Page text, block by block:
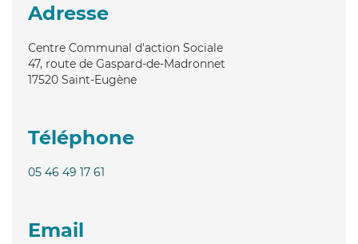
Adresse
Centre Communal d'action Sociale
47, route de Gaspard-de-Madronnet
17520 Saint-Eugène
Téléphone
05 46 49 17 61
Email